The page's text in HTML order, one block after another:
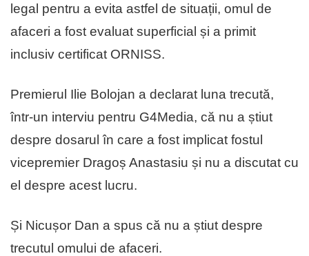
legal pentru a evita astfel de situații, omul de
afaceri a fost evaluat superficial și a primit
inclusiv certificat ORNISS.
Premierul Ilie Bolojan a declarat luna trecută,
într-un interviu pentru G4Media, că nu a știut
despre dosarul în care a fost implicat fostul
vicepremier Dragoș Anastasiu și nu a discutat cu
el despre acest lucru.
Și Nicușor Dan a spus că nu a știut despre
trecutul omului de afaceri.